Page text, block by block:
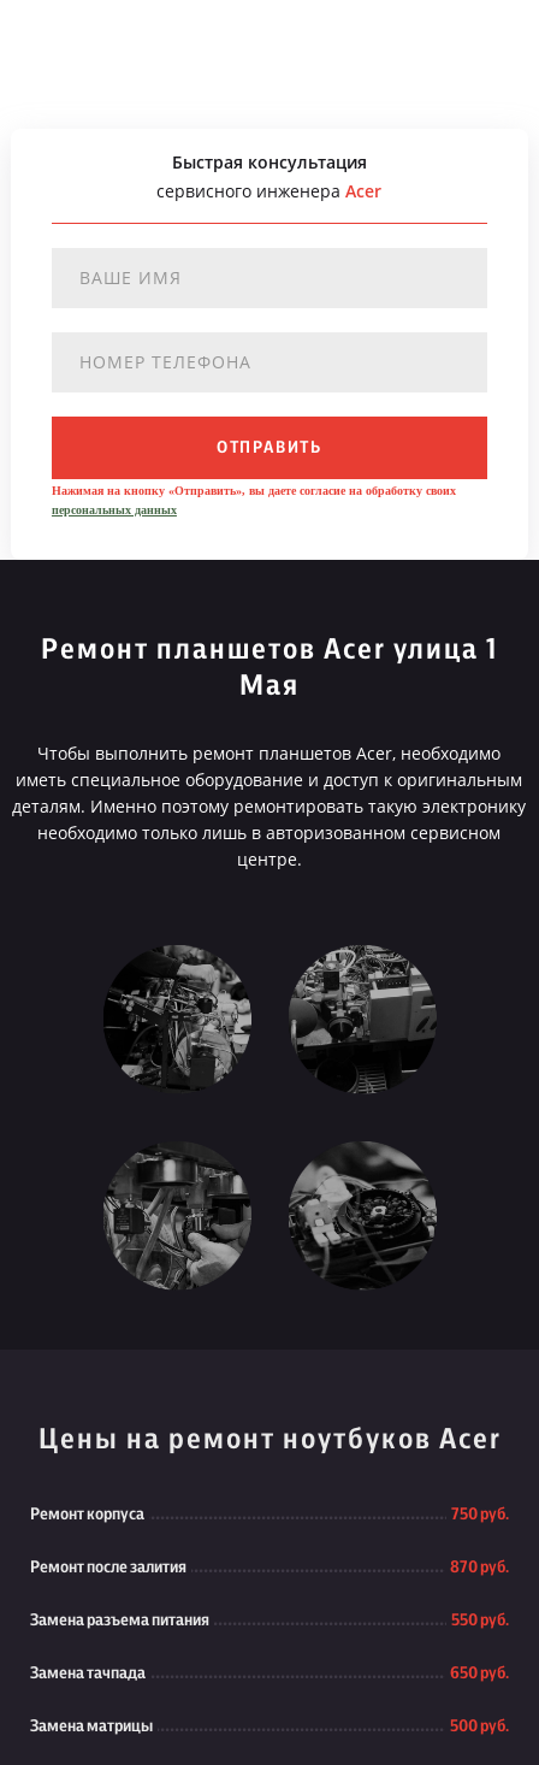
Быстрая консультация
сервисного инженераAcer
ОТПРАВИТЬ
Нажимая на кнопку «Отправить», вы даете согласие на обработку своих
персональных данных
Ремонт планшетов Acer улица 1
Мая
Чтобы выполнить ремонт планшетов Acer, необходимо
иметь специальное оборудование и доступ к оригинальным
деталям. Именно поэтому ремонтировать такую электронику
необходимо только лишь в авторизованном сервисном
центре.
Цены на ремонт ноутбуков Acer
Ремонт корпуса 750 руб.
Ремонт после залития 870 руб.
Замена разъема питания 550 руб.
Замена тачпада 650 руб.
Замена матрицы 500 руб.